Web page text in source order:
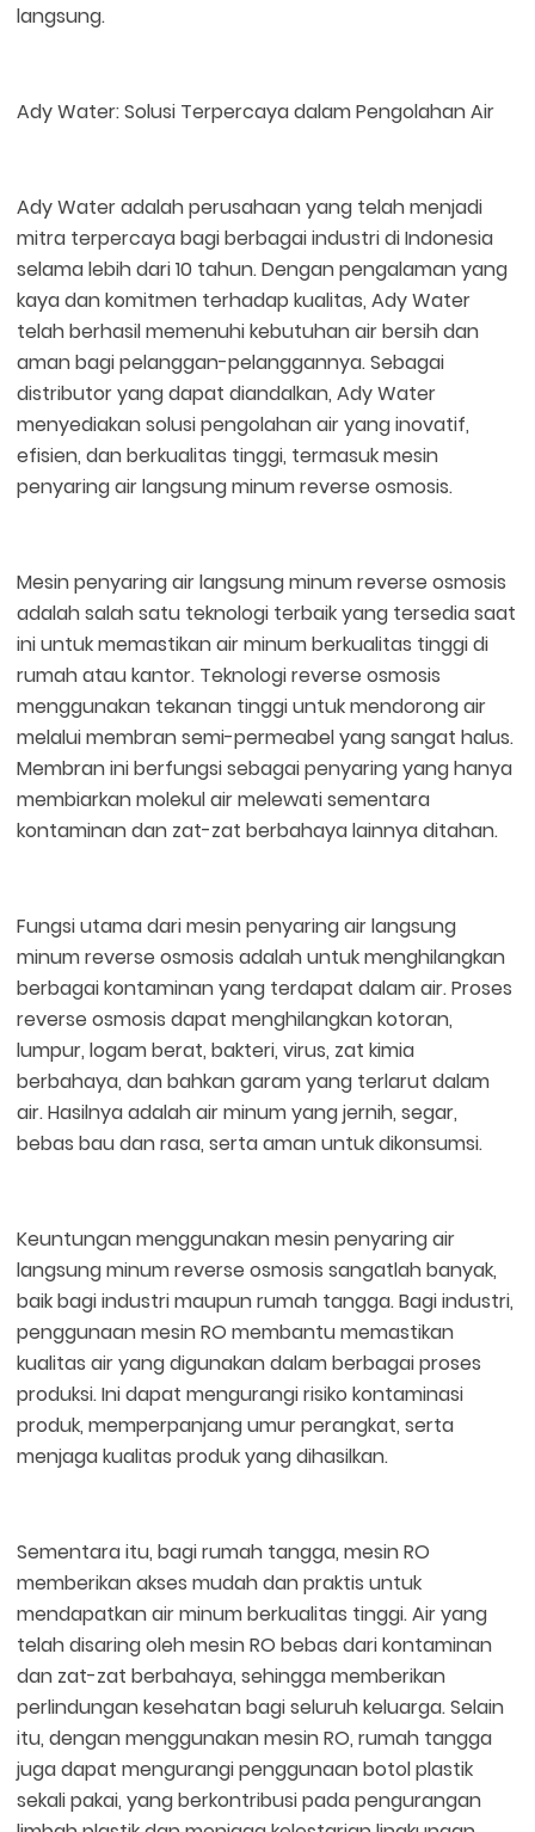
langsung.
Ady Water: Solusi Terpercaya dalam Pengolahan Air
Ady Water adalah perusahaan yang telah menjadi
mitra terpercaya bagi berbagai industri di Indonesia
selama lebih dari 10 tahun. Dengan pengalaman yang
kaya dan komitmen terhadap kualitas, Ady Water
telah berhasil memenuhi kebutuhan air bersih dan
aman bagi pelanggan-pelanggannya. Sebagai
distributor yang dapat diandalkan, Ady Water
menyediakan solusi pengolahan air yang inovatif,
efisien, dan berkualitas tinggi, termasuk mesin
penyaring air langsung minum reverse osmosis.
Mesin penyaring air langsung minum reverse osmosis
adalah salah satu teknologi terbaik yang tersedia saat
ini untuk memastikan air minum berkualitas tinggi di
rumah atau kantor. Teknologi reverse osmosis
menggunakan tekanan tinggi untuk mendorong air
melalui membran semi-permeabel yang sangat halus.
Membran ini berfungsi sebagai penyaring yang hanya
membiarkan molekul air melewati sementara
kontaminan dan zat-zat berbahaya lainnya ditahan.
Fungsi utama dari mesin penyaring air langsung
minum reverse osmosis adalah untuk menghilangkan
berbagai kontaminan yang terdapat dalam air. Proses
reverse osmosis dapat menghilangkan kotoran,
lumpur, logam berat, bakteri, virus, zat kimia
berbahaya, dan bahkan garam yang terlarut dalam
air. Hasilnya adalah air minum yang jernih, segar,
bebas bau dan rasa, serta aman untuk dikonsumsi.
Keuntungan menggunakan mesin penyaring air
langsung minum reverse osmosis sangatlah banyak,
baik bagi industri maupun rumah tangga. Bagi industri,
penggunaan mesin RO membantu memastikan
kualitas air yang digunakan dalam berbagai proses
produksi. Ini dapat mengurangi risiko kontaminasi
produk, memperpanjang umur perangkat, serta
menjaga kualitas produk yang dihasilkan.
Sementara itu, bagi rumah tangga, mesin RO
memberikan akses mudah dan praktis untuk
mendapatkan air minum berkualitas tinggi. Air yang
telah disaring oleh mesin RO bebas dari kontaminan
dan zat-zat berbahaya, sehingga memberikan
perlindungan kesehatan bagi seluruh keluarga. Selain
itu, dengan menggunakan mesin RO, rumah tangga
juga dapat mengurangi penggunaan botol plastik
sekali pakai, yang berkontribusi pada pengurangan